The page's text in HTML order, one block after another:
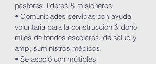
pastores, líderes & misioneros
• Comunidades servidas con ayuda
voluntaria para la construcción & donó
miles de fondos escolares, de salud y
amp; suministros médicos.
• Se asoció con múltiples